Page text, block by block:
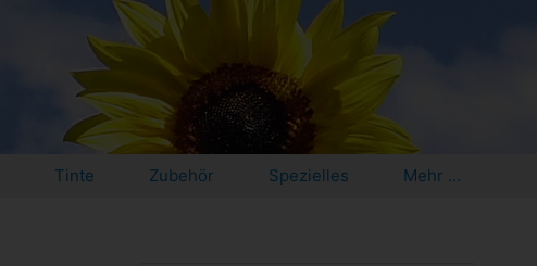
Tinte Zubehör Spezielles Mehr …